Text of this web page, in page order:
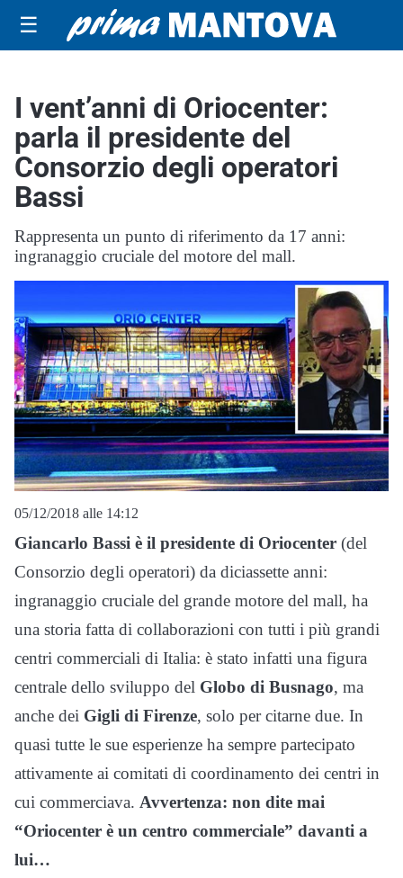
☰
I vent’anni di Oriocenter:
parla il presidente del
Consorzio degli operatori
Bassi
Rappresenta un punto di riferimento da 17 anni:
ingranaggio cruciale del motore del mall.
05/12/2018 alle 14:12
Giancarlo Bassi è il presidente di Oriocenter (del
Consorzio degli operatori) da diciassette anni:
ingranaggio cruciale del grande motore del mall, ha
una storia fatta di collaborazioni con tutti i più grandi
centri commerciali di Italia: è stato infatti una figura
centrale dello sviluppo del Globo di Busnago, ma
anche dei Gigli di Firenze, solo per citarne due. In
quasi tutte le sue esperienze ha sempre partecipato
attivamente ai comitati di coordinamento dei centri in
cui commerciava. Avvertenza: non dite mai
“Oriocenter è un centro commerciale” davanti a
lui…